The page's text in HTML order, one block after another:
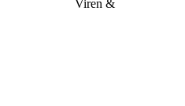
Viren &